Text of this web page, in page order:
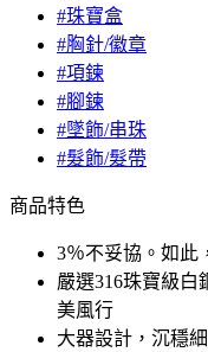
#珠寶盒
#胸針/徽章
#項鍊
#腳鍊
#墜飾/串珠
#髮飾/髮帶
商品特色
3％不妥協。如此
嚴選316珠寶級白
美風行
大器設計，沉穩